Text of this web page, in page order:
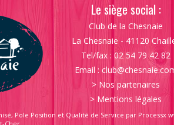
Le siège social :
Club de la Chesnaie
La Chesnaie - 41120
Tel/fax : 02 54 79 42 82
Email :
> Nos partenaires
> Mentions légales
Pole Position et Qualité de Service par Processx